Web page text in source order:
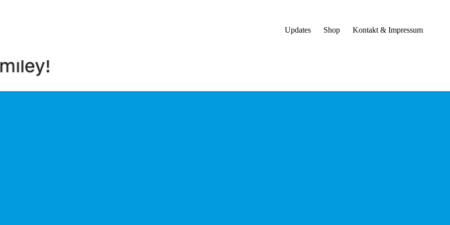
Updates
Shop Kontakt & Impressum